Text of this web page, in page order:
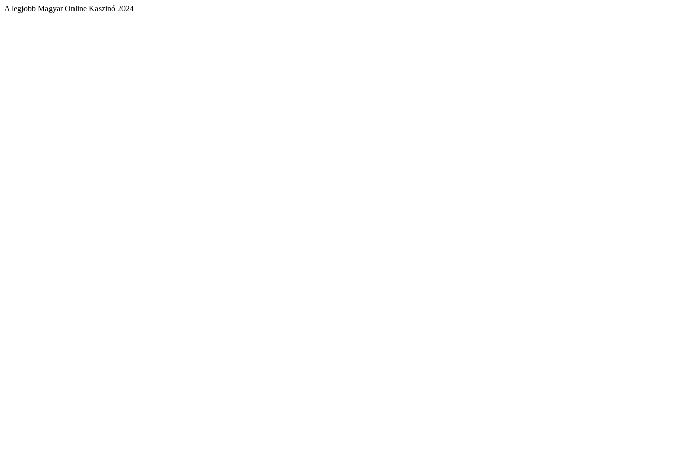
A legjobb Magyar Online Kaszinó 2024